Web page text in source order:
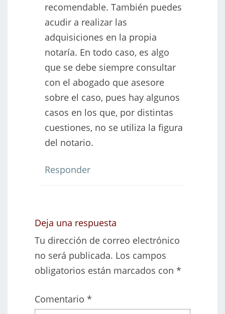
recomendable. También puedes
acudir a realizar las
adquisiciones en la propia
notaría. En todo caso, es algo
que se debe siempre consultar
con el abogado que asesore
sobre el caso, pues hay algunos
casos en los que, por distintas
cuestiones, no se utiliza la figura
del notario.
Responder
Deja una respuesta
Tu dirección de correo electrónico
no será publicada. Los campos
obligatorios están marcados con *
Comentario *